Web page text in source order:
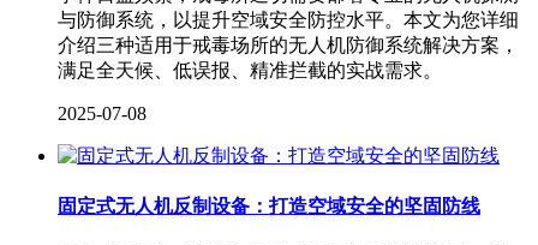
与防御系统，以提升空域安全防控水平。本文为您详细
介绍三种适用于戒毒场所的无人机防御系统解决方案，
满足全天候、低误报、精准拦截的实战需求。
2025-07-08
固定式无人机反制设备：打造空域安全的坚固防线